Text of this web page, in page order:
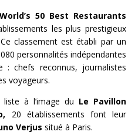
World’s 50 Best Restaurants
les plus prestigieux
classement est établi par un
personnalités indépendantes
:chefs reconnus, journalistes
voyageurs.
à l’image du Le Pavillon
20 établissements font leur
Verjus situé à Paris.